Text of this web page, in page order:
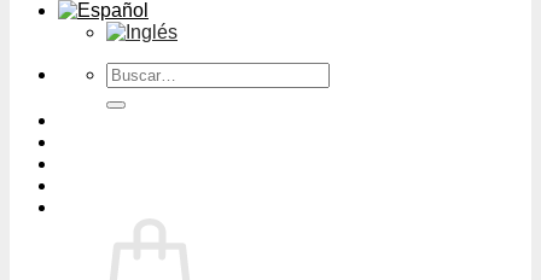
Buscar
por: